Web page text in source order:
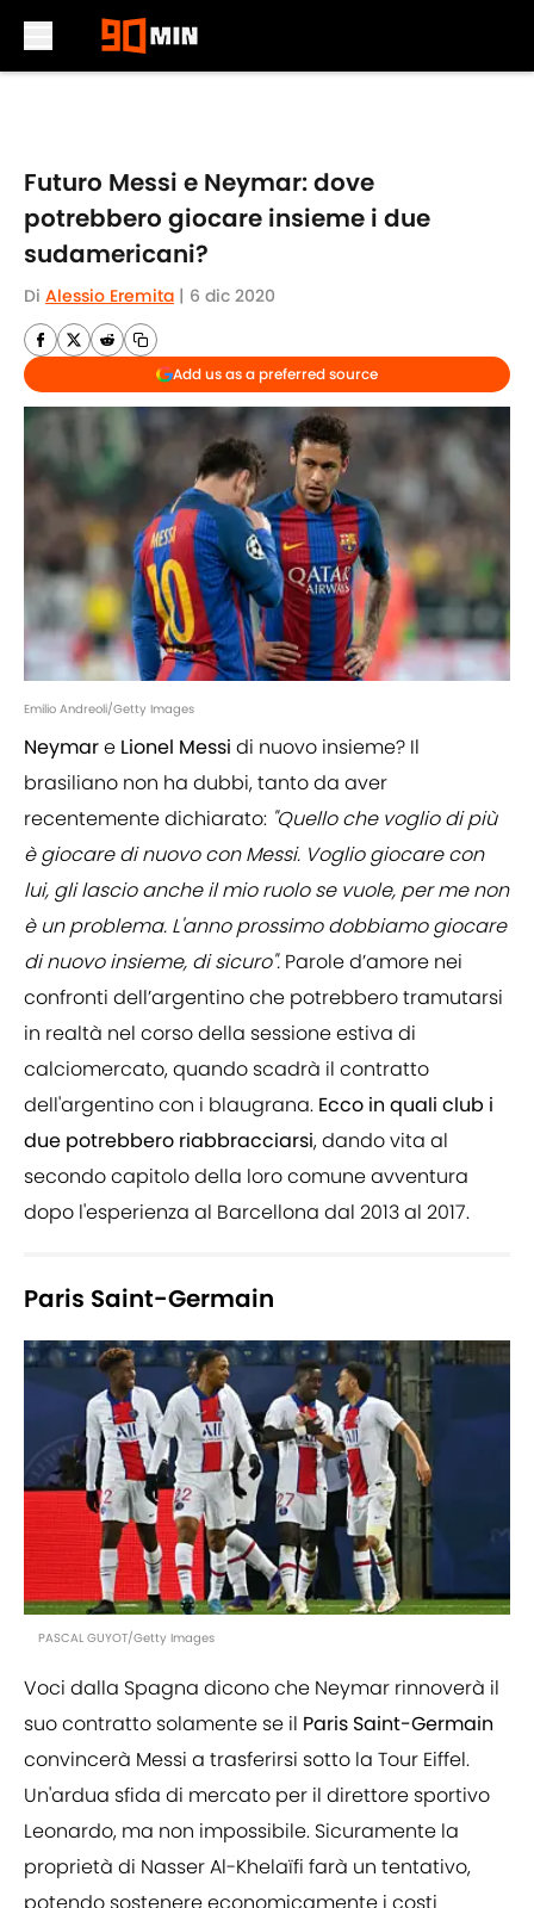
Futuro Messi e Neymar: dove
potrebbero giocare insieme i due
sudamericani?
Di Alessio Eremita | 6 dic 2020
Add us as a preferred source
Emilio Andreoli/Getty Images
Neymare Lionel Messi di nuovo insieme? Il
brasiliano non ha dubbi, tanto da aver
recentemente dichiarato: "Quello che voglio di più
è giocare di nuovo con Messi. Voglio giocare con
lui, gli lascio anche il mio ruolo se vuole, per me non
è un problema. L'anno prossimo dobbiamo giocare
di nuovo insieme, di sicuro". Parole d’amore nei
confronti dell’argentino che potrebbero tramutarsi
in realtà nel corso della sessione estiva di
calciomercato, quando scadrà il contratto
dell'argentino con i blaugrana. Ecco in quali club i
due potrebbero riabbracciarsi, dando vita al
secondo capitolo della loro comune avventura
dopo l'esperienza al Barcellona dal 2013 al 2017.
Paris Saint-Germain
PASCAL GUYOT/Getty Images
Voci dalla Spagna dicono che Neymar rinnoverà il
suo contratto solamente se il Paris Saint-Germain
convincerà Messi a trasferirsi sotto la Tour Eiffel.
Un'ardua sfida di mercato per il direttore sportivo
Leonardo, ma non impossibile. Sicuramente la
proprietà di Nasser Al-Khelaïfi farà un tentativo,